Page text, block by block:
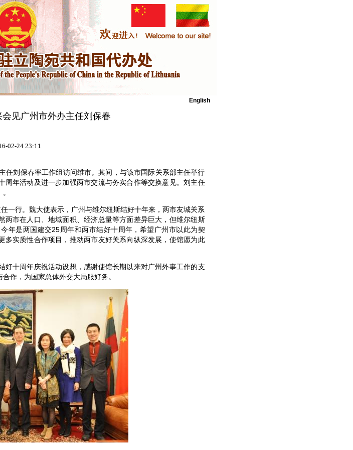
English
见广州市外办主任刘保春
02-24 23:11
刘保春率工作组访问维市。其间，与该市国际关系部主任举行
周年活动及进一步加强两市交流与务实合作等交换意见。刘主任
行。魏大使表示，广州与维尔纽斯结好十年来，两市友城关系
市在人口、地域面积、经济总量等方面差异巨大，但维尔纽斯
年是两国建交25周年和两市结好十周年，希望广州市以此为契
实质性合作项目，推动两市友好关系向纵深发展，使馆愿为此
十周年庆祝活动设想，感谢使馆长期以来对广州外事工作的支
作，为国家总体外交大局服好务。